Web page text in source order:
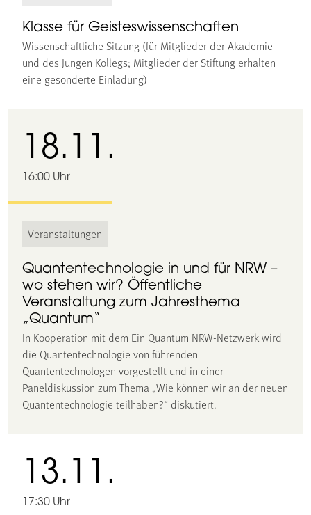
Klasse für Geisteswissenschaften
Wissenschaftliche Sitzung (für Mitglieder der Akademie
und des Jungen Kollegs; Mitglieder der Stiftung erhalten
eine gesonderte Einladung)
18.11.
16:00 Uhr
Veranstaltungen
Quantentechnologie in und für NRW –
wo stehen wir? Öffentliche
Veranstaltung zum Jahresthema
„Quantum“
In Kooperation mit dem Ein Quantum NRW-Netzwerk wird
die Quantentechnologie von führenden
Quantentechnologen vorgestellt und in einer
Paneldiskussion zum Thema „Wie können wir an der neuen
Quantentechnologie teilhaben?“ diskutiert.
13.11.
17:30 Uhr